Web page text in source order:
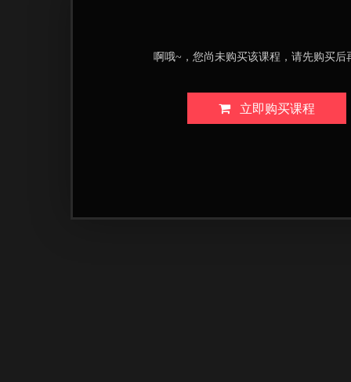
啊哦~，您尚未购买该课程，请先购买后
立即购买课程